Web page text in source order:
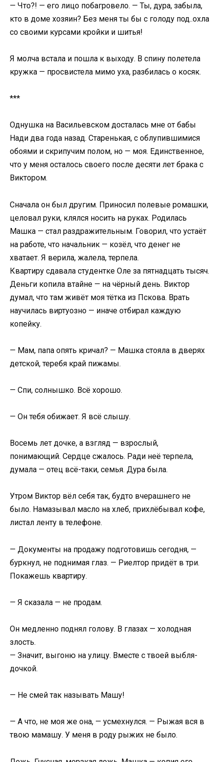
— Что?! — его лицо побагровело. — Ты, дура, забыла,
кто в доме хозяин? Без меня ты бы с голоду под..охла
со своими курсами кройки и шитья!
Я молча встала и пошла к выходу. В спину полетела
кружка — просвистела мимо уха, разбилась о косяк.
***
Однушка на Васильевском досталась мне от бабы
Нади два года назад. Старенькая, с облупившимися
обоями и скрипучим полом, но — моя. Единственное,
что у меня осталось своего после десяти лет брака с
Виктором.
Сначала он был другим. Приносил полевые ромашки,
целовал руки, клялся носить на руках. Родилась
Машка — стал раздражительным. Говорил, что устаёт
на работе, что начальник — козёл, что денег не
хватает. Я верила, жалела, терпела.
Квартиру сдавала студентке Оле за пятнадцать тысяч.
Деньги копила втайне — на чёрный день. Виктор
думал, что там живёт моя тётка из Пскова. Врать
научилась виртуозно — иначе отбирал каждую
копейку.
— Мам, папа опять кричал? — Машка стояла в дверях
детской, теребя край пижамы.
— Спи, солнышко. Всё хорошо.
— Он тебя обижает. Я всё слышу.
Восемь лет дочке, а взгляд — взрослый,
понимающий. Сердце сжалось. Ради неё терпела,
думала — отец всё-таки, семья. Дура была.
Утром Виктор вёл себя так, будто вчерашнего не
было. Намазывал масло на хлеб, прихлёбывал кофе,
листал ленту в телефоне.
— Документы на продажу подготовишь сегодня, —
буркнул, не поднимая глаз. — Риелтор придёт в три.
Покажешь квартиру.
— Я сказала — не продам.
Он медленно поднял голову. В глазах — холодная
злость.
— Значит, выгоню на улицу. Вместе с твоей выбля-
дочкой.
— Не смей так называть Машу!
— А что, не моя же она, — усмехнулся. — Рыжая вся в
твою мамашу. У меня в роду рыжих не было.